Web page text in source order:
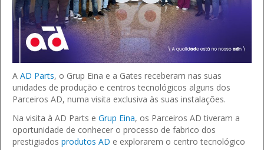
A AD Parts, o Grup Eina e a Gates receberam nas suas
unidades de produção e centros tecnológicos alguns dos
Parceiros AD, numa visita exclusiva às suas instalações.
Na visita à AD Parts e Grup Eina, os Parceiros AD tiveram a
oportunidade de conhecer o processo de fabrico dos
prestigiados produtos AD e explorarem o centro tecnológico